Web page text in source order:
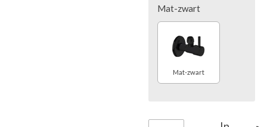
Mat-zwart
Mat-zwart